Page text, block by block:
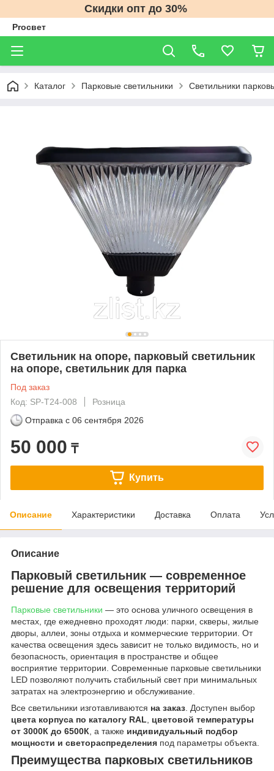
Скидки опт до 30%
Proсвет
Каталог Парковые светильники Светильники
Светильник на опоре, парковый светильник
на опоре, светильник для парка
Под заказ
Код: SP-T24-008
Розница
Отправка с 06 сентября 2026
50 000 ₸
Купить
Описание Характеристики Доставка Оплата
Описание
Парковый светильник — современное
решение для освещения территорий
Парковые светильники — это основа уличного освещения в
местах, где ежедневно проходят люди: парки, скверы, жилые
дворы, аллеи, зоны отдыха и коммерческие территории. От
качества освещения здесь зависит не только видимость, но и
безопасность, ориентация в пространстве и общее
восприятие территории. Современные парковые светильники
LED позволяют получить стабильный свет при минимальных
затратах на электроэнергию и обслуживание.
Все светильники изготавливаются на заказ. Доступен выбор
цвета корпуса по каталогу RAL, цветовой температуры
от 3000К до 6500К, а также индивидуальный подбор
мощности и светораспределения под параметры объекта.
Преимущества парковых светильников